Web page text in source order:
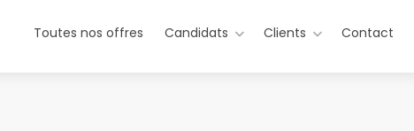
Toutes nos offres Candidats Clients Contact